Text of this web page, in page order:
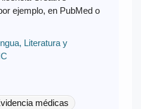
ejemplo, en PubMed o
Literatura y
médicas